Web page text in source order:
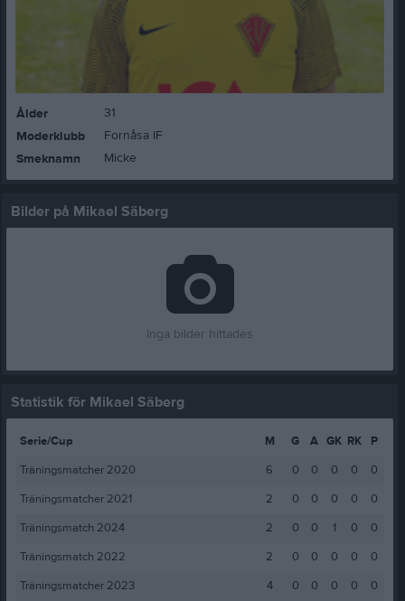
Ålder
31
Moderklubb
Fornåsa IF
Smeknamn
Micke
Bilder på Mikael Säberg
Inga bilder hittades
Statistik för Mikael Säberg
Serie/Cup M G A GK RK
P
Träningsmatcher 2020
6 0 0 0 0
0
Träningsmatcher 2021
2 0 0 0 0
0
Träningsmatch 2024
2 0 0 1 0
0
Träningsmatch 2022
2 0 0 0 0
0
Träningsmatcher 2023
4 0 0 0 0
0